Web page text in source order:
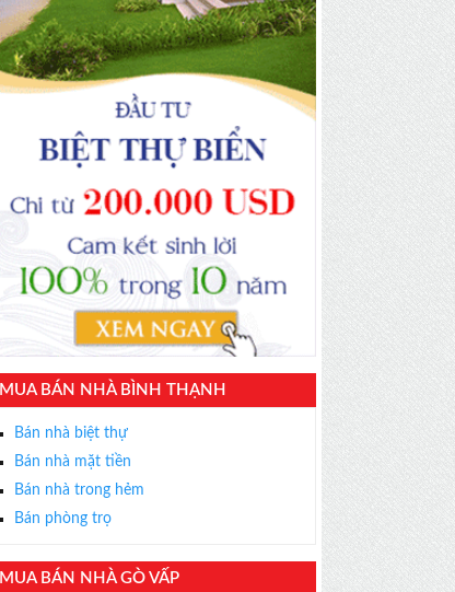
MUA BÁN NHÀ BÌNH THẠNH
Bán nhà biệt thự
Bán nhà mặt tiền
Bán nhà trong hẻm
Bán phòng trọ
MUA BÁN NHÀ GÒ VẤP